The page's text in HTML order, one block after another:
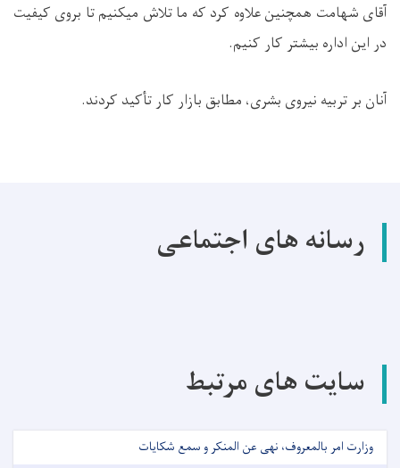
آقای شهامت همچنین علاوه کرد که ما تلاش میکنیم تا بروی کیفیت
در این اداره بیشتر کار کنیم.
آنان بر تربیه نیروی بشری، مطابق بازار کار تأکید کردند.
رسانه های اجتماعی
سایت های مرتبط
وزارت امر بالمعروف، نهی عن المنکر و سمع شکایات